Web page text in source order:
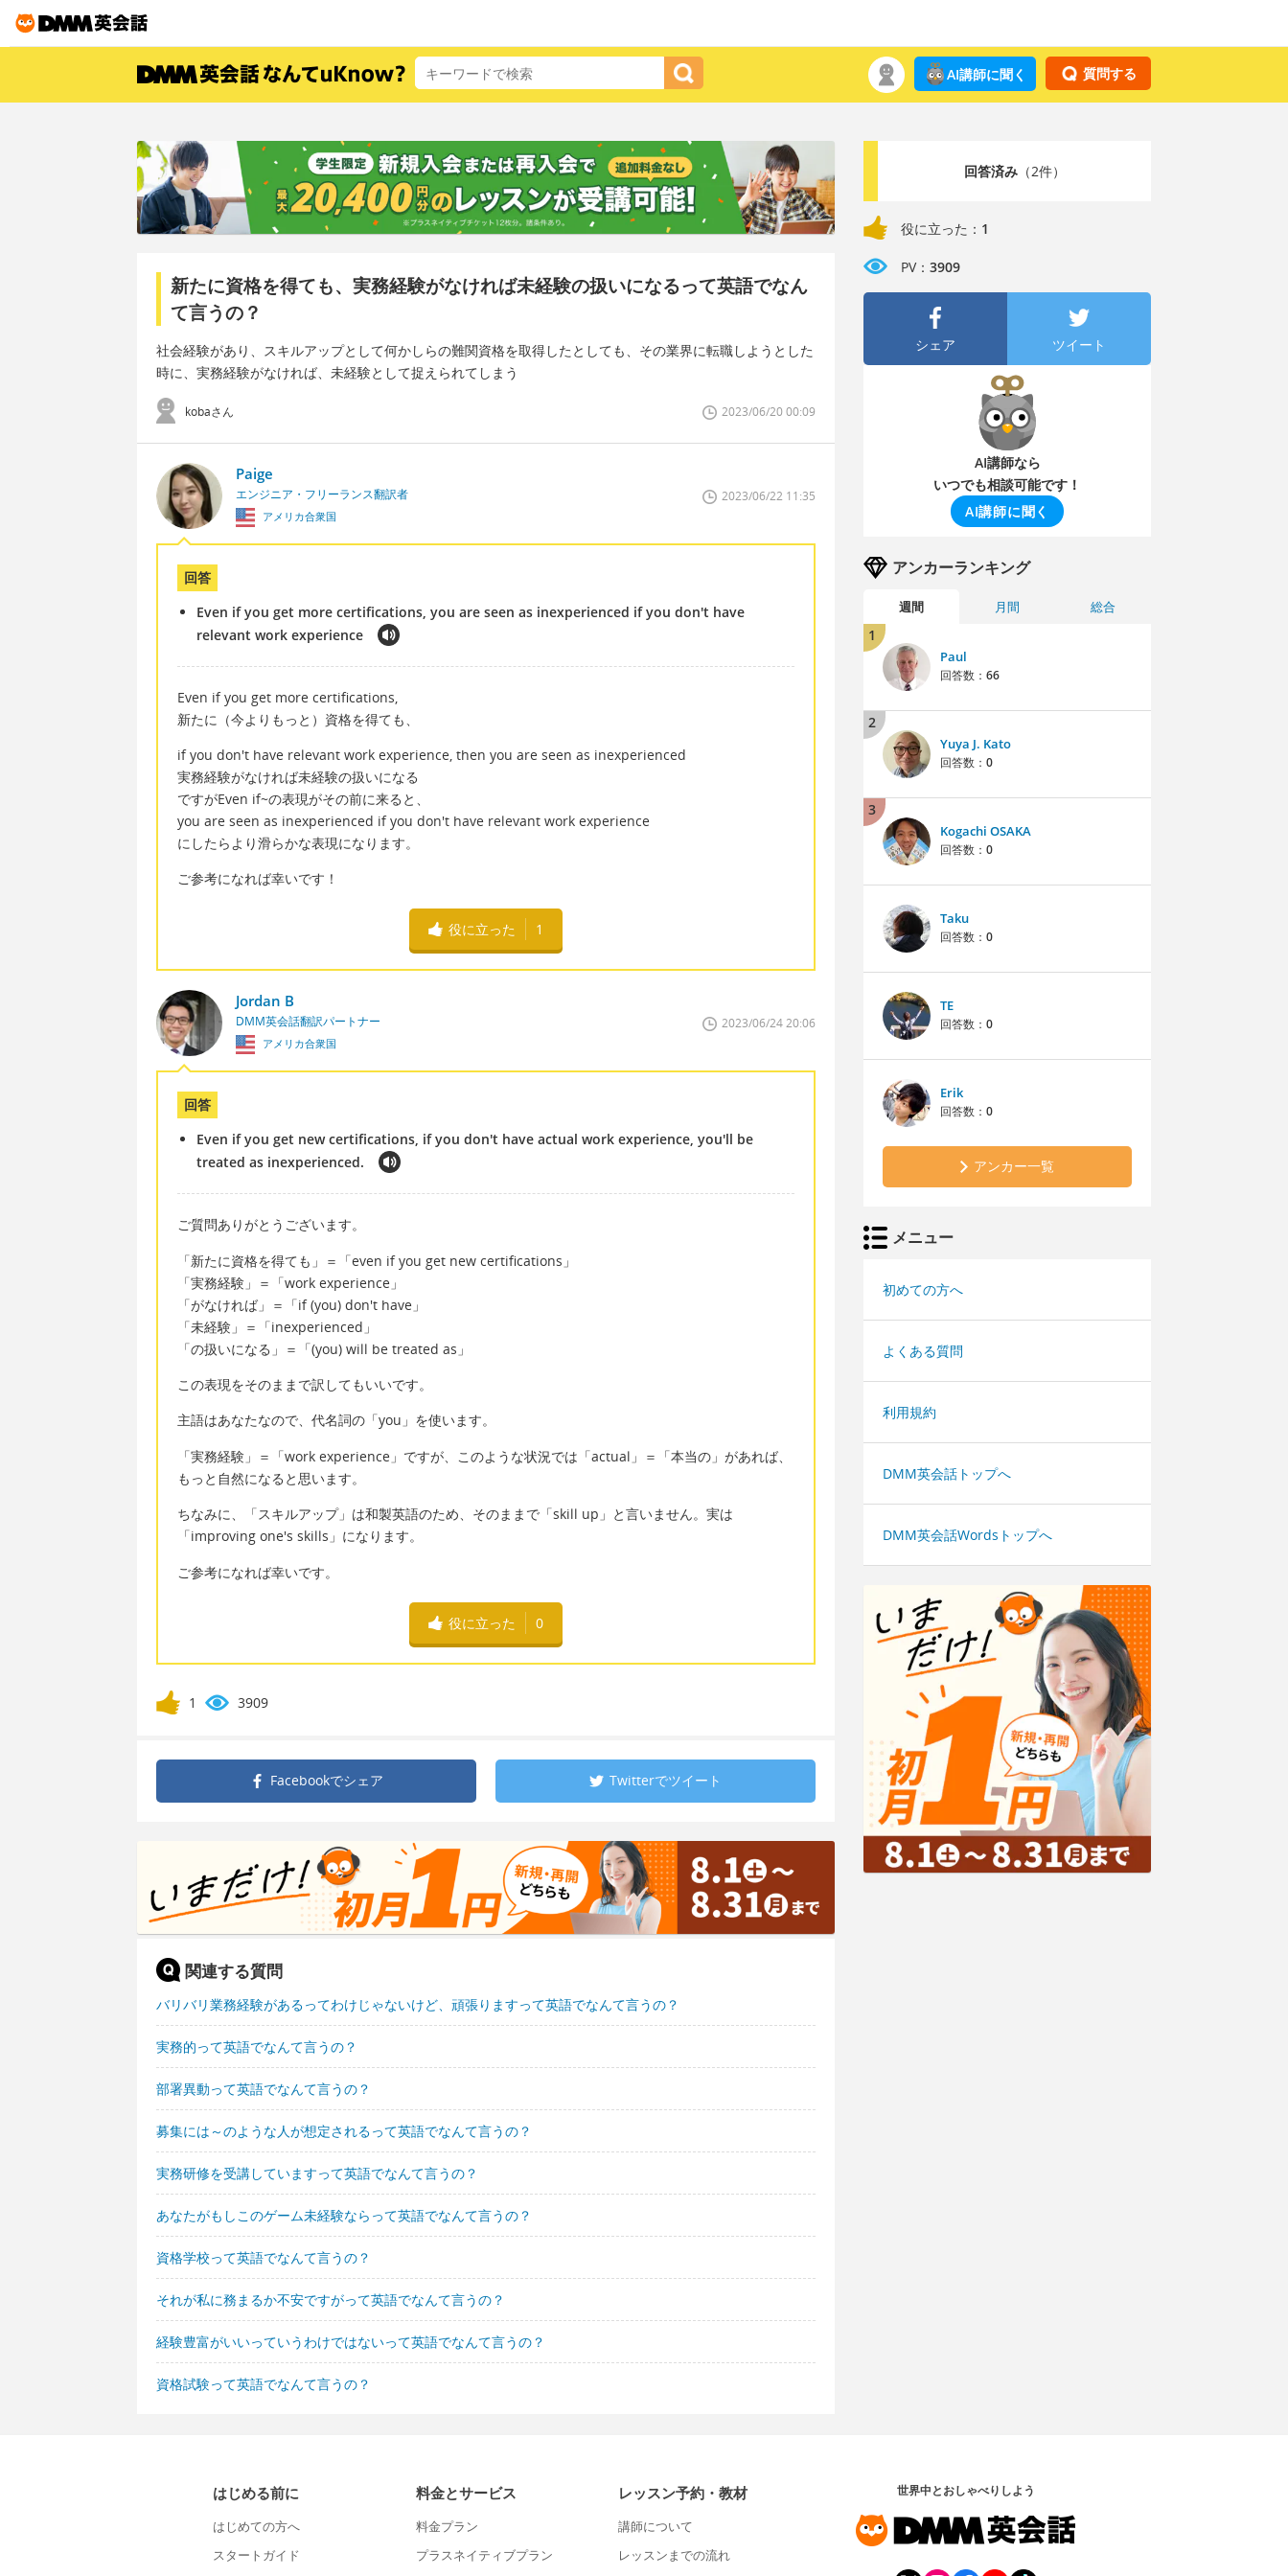
質問する
AI講師に聞く
新たに資格を得ても、実務経験がなければ未経験の扱いになるって英語でなん
て言うの？
社会経験があり、スキルアップとして何かしらの難関資格を取得したとしても、その業界に転職しようとした
時に、実務経験がなければ、未経験として捉えられてしまう
kobaさん 2023/06/20 00:09
Paige
エンジニア・フリーランス翻訳者
アメリカ合衆国
2023/06/22 11:35
回答
Even if you get more certifications, you are seen as inexperienced if you don't have
relevant work experience
Even if you get more certifications,
新たに（今よりもっと）資格を得ても、
if you don't have relevant work experience, then you are seen as inexperienced
実務経験がなければ未経験の扱いになる
ですがEven if~の表現がその前に来ると、
you are seen as inexperienced if you don't have relevant work experience
にしたらより滑らかな表現になります。
ご参考になれば幸いです！
役に立った 1
Jordan B
DMM英会話翻訳パートナー
アメリカ合衆国
2023/06/24 20:06
回答
Even if you get new certifications, if you don't have actual work experience, you'll be
treated as inexperienced.
ご質問ありがとうございます。
「新たに資格を得ても」＝「even if you get new certifications」
「実務経験」＝「work experience」
「がなければ」＝「if (you) don't have」
「未経験」＝「inexperienced」
「の扱いになる」＝「(you) will be treated as」
この表現をそのままで訳してもいいです。
主語はあなたなので、代名詞の「you」を使います。
「実務経験」＝「work experience」ですが、このような状況では「actual」＝「本当の」があれば、
もっと自然になると思います。
ちなみに、「スキルアップ」は和製英語のため、そのままで「skill up」と言いません。実は
「improving one's skills」になります。
ご参考になれば幸いです。
役に立った 0
1 3909
Facebookでシェア Twitterでツイート
関連する質問
バリバリ業務経験があるってわけじゃないけど、頑張りますって英語でなんて言うの？
実務的って英語でなんて言うの？
部署異動って英語でなんて言うの？
募集には～のような人が想定されるって英語でなんて言うの？
実務研修を受講していますって英語でなんて言うの？
あなたがもしこのゲーム未経験ならって英語でなんて言うの？
資格学校って英語でなんて言うの？
それが私に務まるか不安ですがって英語でなんて言うの？
経験豊富がいいっていうわけではないって英語でなんて言うの？
資格試験って英語でなんて言うの？
回答済み（2件）
役に立った： 1
PV： 3909
シェア ツイート
AI講師なら
いつでも相談可能です！
AI講師に聞く
アンカーランキング
週間 月間 総合
1
Paul
回答数： 66
2
Yuya J. Kato
回答数： 0
3
Kogachi OSAKA
回答数： 0
Taku
回答数： 0
TE
回答数： 0
Erik
回答数： 0
アンカー一覧
メニュー
初めての方へ
よくある質問
利用規約
DMM英会話トップへ
DMM英会話Wordsトップへ
はじめる前に
はじめての方へ
スタートガイド
料金とサービス
料金プラン
プラスネイティブプラン
レッスン予約・教材
講師について
レッスンまでの流れ
世界中とおしゃべりしよう